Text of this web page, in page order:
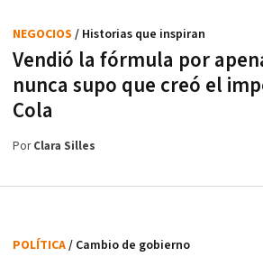
Vendió la fórmula por
nunca supo que creó el
Cola
NEGOCIOS / Historias que inspiran
PorClara Silles
POLÍTICA/ Cambio de gobierno